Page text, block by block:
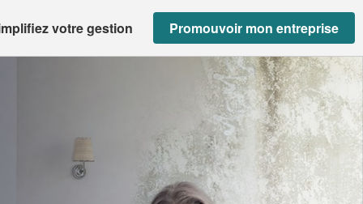
votre gestion Promouvoir mon entreprise